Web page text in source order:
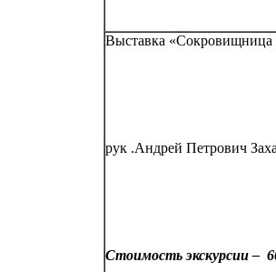
Выставка
рук .Андрей Петрович
Стоимость экскурсии –